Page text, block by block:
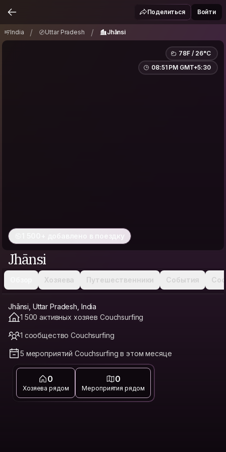
JhānsiПоделиться Войти
India / Uttar Pradesh / Jhānsi
78F / 26°C
08:51 PM GMT+5:30
1 500+ добавлено в поездку
Jhānsi
Хозяева Путешественники События
Jhānsi, Uttar Pradesh, India
1 500 активных хозяев Couchsurfing
1 сообщество Couchsurfing
5 мероприятий Couchsurfing в этом месяце
0
Хозяева рядом
0
Мероприятия рядом